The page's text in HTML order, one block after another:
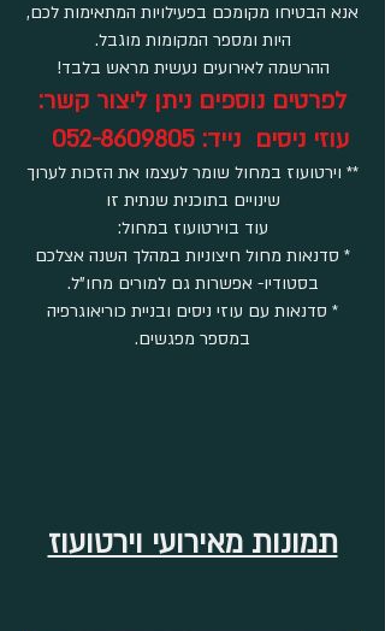
אנא הבטיחו מקומכם בפעילויות המתאימות לכם,
היות ומספר המקומות מוגבל.
ההרשמה לאירועים נעשית מראש בלבד!
לפרטים נוספים ניתן ליצור קשר:
עוזי ניסים נייד:052-8609805
** וירטועוז במחול שומר לעצמו את הזכות לערוך
שינויים בתוכנית שנתית זו
עוד בוירטועוז במחול:
* סדנאות מחול חיצוניות במהלך השנה אצלכם
בסטודיו- אפשרות גם למורים מחו"ל.
* סדנאות עם עוזי ניסים ובניית כוריאוגרפיה
במספר מפגשים.
תמונות מאירועי וירטועוז